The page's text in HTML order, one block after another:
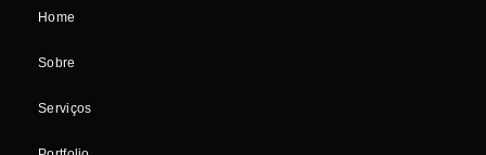
Home
Sobre
Serviços